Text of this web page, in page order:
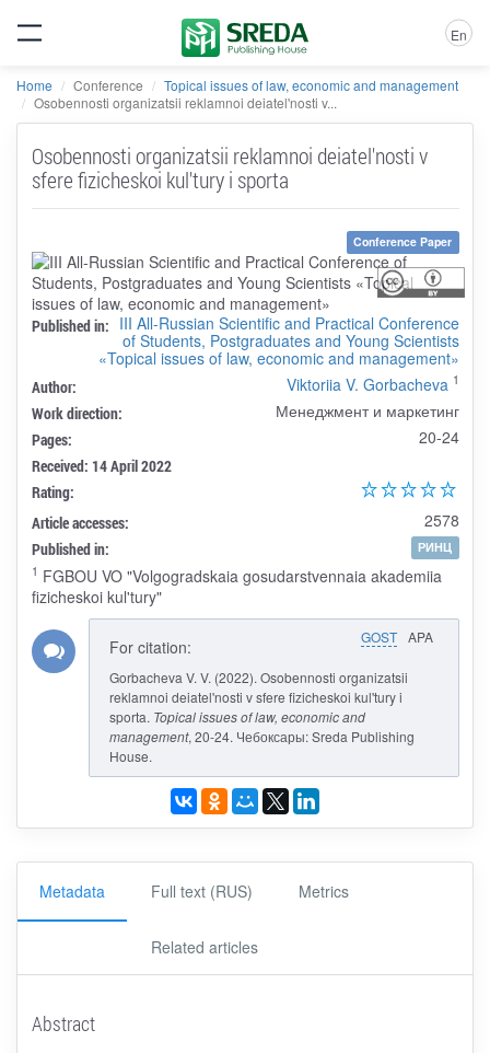
En
Home Conference
Topical issues of law, economic and management
Osobennosti organizatsii reklamnoi deiatel'nosti v...
Osobennosti organizatsii reklamnoi deiatel'nosti v
sfere fizicheskoi kul'tury i sporta
Conference Paper
Published in: III All-Russian Scientific and Practical Conference
of Students, Postgraduates and Young Scientists
«Topical issues of law, economic and management»
Author: Viktoriia V. Gorbacheva 1
Work direction: Менеджмент и маркетинг
Pages: 20-24
Received: 14 April 2022
Rating:
Article accesses:
2578
Published in:
РИНЦ
1 FGBOU VO "Volgogradskaia gosudarstvennaia akademiia
fizicheskoi kul'tury"
GOST APA
For citation:
Gorbacheva V. V. (2022). Osobennosti organizatsii
reklamnoi deiatel'nosti v sfere fizicheskoi kul'tury i
sporta. Topical issues of law, economic and
management, 20-24. Чебоксары: Sreda Publishing
House.
Metadata Full text (RUS) Metrics
Related articles
Abstract